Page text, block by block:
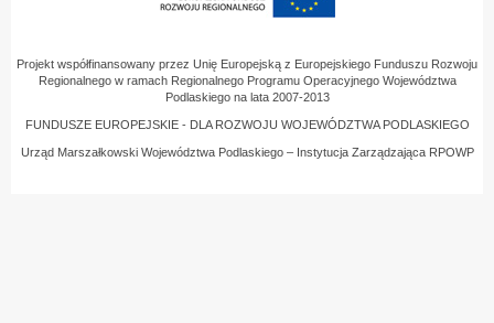
Projekt współfinansowany przez Unię Europejską z Europejskiego Funduszu Rozwoju
Regionalnego w ramach Regionalnego Programu Operacyjnego Województwa
Podlaskiego na lata 2007-2013
FUNDUSZE EUROPEJSKIE - DLA ROZWOJU WOJEWÓDZTWA PODLASKIEGO
Urząd Marszałkowski Województwa Podlaskiego – Instytucja Zarządzająca RPOWP